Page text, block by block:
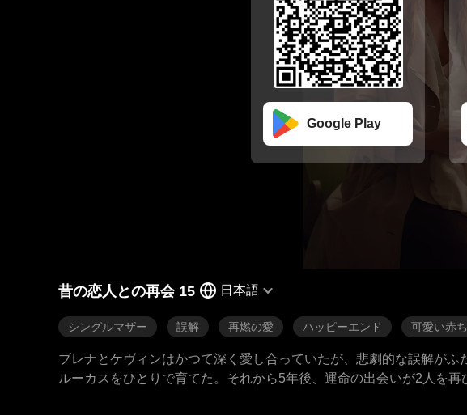
Google Play
昔の恋人との再会 15 日本語
シングルマザー 誤解 再燃の愛 ハッピーエンド 可愛い赤
ブレナとケヴィンはかつて深く愛し合っていたが、悲劇的な誤解が
ルーカスをひとりで育てた。それから5年後、運命の出会いが2人を